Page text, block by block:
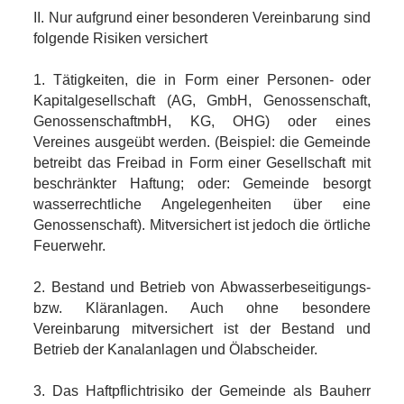
II. Nur aufgrund einer besonderen Vereinbarung sind
folgende Risiken versichert
1. Tätigkeiten, die in Form einer Personen- oder
Kapitalgesellschaft (AG, GmbH, Genossenschaft,
GenossenschaftmbH, KG, OHG) oder eines
Vereines ausgeübt werden. (Beispiel: die Gemeinde
betreibt das Freibad in Form einer Gesellschaft mit
beschränkter Haftung; oder: Gemeinde besorgt
wasserrechtliche Angelegenheiten über eine
Genossenschaft). Mitversichert ist jedoch die örtliche
Feuerwehr.
2. Bestand und Betrieb von Abwasserbeseitigungs-
bzw. Kläranlagen. Auch ohne besondere
Vereinbarung mitversichert ist der Bestand und
Betrieb der Kanalanlagen und Ölabscheider.
3. Das Haftpflichtrisiko der Gemeinde als Bauherr